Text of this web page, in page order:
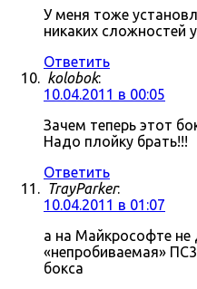
У меня тоже
никаких сложностей
Ответить
kolobok:
10.04.2011 в 00:05
Зачем теперь этот
Надо плойку брать!!!
Ответить
TrayParker:
10.04.2011 в 01:07
а на Майкрософте не
«непробиваемая»
бокса